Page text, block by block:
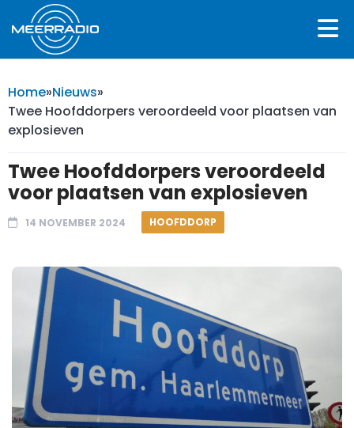
Home»Nieuws»
Twee Hoofddorpers veroordeeld voor plaatsen van
explosieven
Twee Hoofddorpers veroordeeld
voor plaatsen van explosieven
14 NOVEMBER 2024 HOOFDDORP